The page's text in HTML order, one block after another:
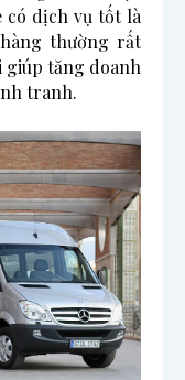
có dịch vụ tốt là
thường rất
tăng doanh
tranh.